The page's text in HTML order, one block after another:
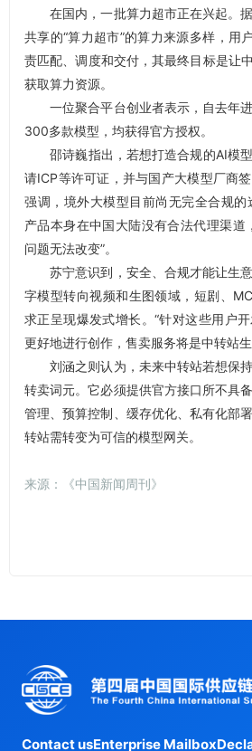
在国内，一批算力超市正在兴起。据
共享的“算力超市”的算力来源多样，用
责匹配、调度和交付，其最终目标是让
获取算力资源。
一位聚合平台创业者表示，自去年进
300多款模型，均获得官方授权。
邵诗巍指出，若想打造合规的AI模型
请ICP等许可证，并与国产大模型厂商
强调，境外大模型目前尚无完全合规
产品本身在中国大陆没有合法代理渠道
问题无法改变”。
苏宁意识到，安全、合规才能让生意
字模型转向视频和生图领域，短剧、
求正呈现爆发式增长。“针对这些用户
更好地进行创作，售卖服务将是中转站
刘涵之则认为，未来中转站若想保持
转卖词元。它必须提供官方接口所不具
管理、预算控制、缓存优化、私有化部
转站需转变为可信的模型网关。
来源：《中国新闻周刊》
Contact usEnterprise Mailbox